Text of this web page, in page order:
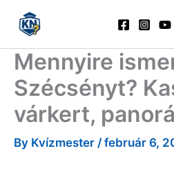
content
Mennyire
Szécsényt?
várkert,
By Kvízmester / február 6,